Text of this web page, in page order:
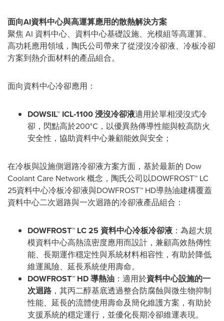
面向AI資料中心與高運算應用的散熱解決方案
聚焦 AI 資料中心、資料中心基礎設施、光模組等高運算、
高功耗應用領域，陶氏公司帶來了從浸沒冷卻液、冷板冷卻
方案到熱介面材料的產品組合。
面向資料中心冷卻應用：
DOWSIL™ ICL‑1100浸沒冷卻液適用於單相浸沒式冷
卻，閃點高於200°C，以優異熱傳導性能與較高防火
安全性，協助資料中心兼顧能效與安全；
在冷板與設施側迴路冷卻液方案方面，基於最新的 Dow
Coolant Care Network 概念，陶氏公司以DOWFROST™ LC
25資料中心冷板冷卻液與DOWFROST™ HD導熱油建構覆蓋
資料中心二次迴路與一次迴路的冷卻液產品組合：
DOWFROST™ LC 25 資料中心冷板冷卻液：為超大規
模資料中心高熱流密度應用而設計，兼顧高效熱傳性
能、長期運作穩定性與系統材料相容性，有助於降低
維運風險、延長系統使用壽命。
DOWFROST™ HD導熱油 ：適用於資料中心設施的一
次迴路 ，其丙二醇基底透過整合防腐蝕與微生物抑制
性能、延長的流體使用壽命及簡化維護方案，有助於
支援系統的穩定運行，並優化長期冷卻維運表現。